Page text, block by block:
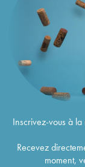
Inscrivez-vous à
Recevez
moment,